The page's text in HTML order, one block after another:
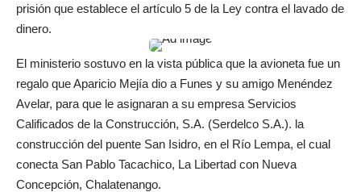
prisión que establece el artículo 5 de la Ley contra el lavado de
dinero.
El ministerio sostuvo en la vista pública que la avioneta fue un
regalo que Aparicio Mejía dio a Funes y su amigo Menéndez
Avelar, para que le asignaran a su empresa Servicios
Calificados de la Construcción, S.A. (Serdelco S.A.). la
construcción del puente San Isidro, en el Río Lempa, el cual
conecta San Pablo Tacachico, La Libertad con Nueva
Concepción, Chalatenango.